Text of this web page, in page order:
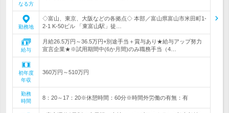
なる方
勤務地
◇富山、東京、大阪などの各拠点◇ 本部／富山県富山市米田町1-
2-1 K-50ビル 「東富山駅」徒…
給与
月給26.5万円～36.5万円+別途手当＋賞与あり★給与アップ努力
宣言企業★※試用期間中(6か月間)のみ職務手当（4…
初年度
年収
360万円～510万円
勤務
時間
8：20～17：20※休憩時間：60分※時間外労働の有無：有